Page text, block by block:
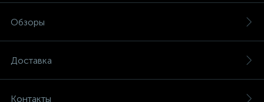
Обзоры
Доставка
Контакты